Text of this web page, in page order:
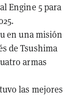
Engine 5 para
en una misión
de Tsushima
armas
las mejores